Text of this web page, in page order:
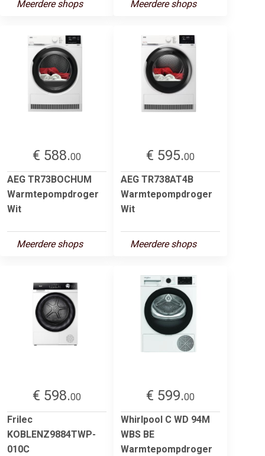
Meerdere shops Meerdere shops
€ 588.00
AEG TR73BOCHUM
Warmtepompdroger
Wit
Meerdere shops
€ 595.00
AEG TR738AT4B
Warmtepompdroger
Wit
Meerdere shops
€ 598.00
Frilec
KOBLENZ9884TWP-
010C
€ 599.00
Whirlpool C WD 94M
WBS BE
Warmtepompdroger